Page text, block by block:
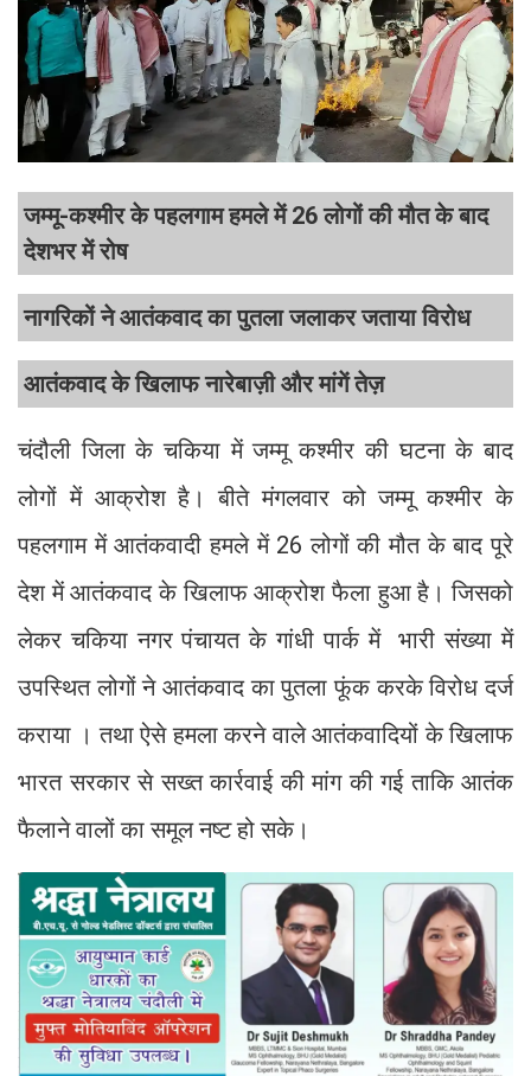
जम्मू-कश्मीर के पहलगाम हमले में 26 लोगों की मौत के बाद
देशभर में रोष
नागरिकों ने आतंकवाद का पुतला जलाकर जताया विरोध
आतंकवाद के खिलाफ नारेबाज़ी और मांगें तेज़
चंदौली जिला के चकिया में जम्मू कश्मीर की घटना के बाद
लोगों में आक्रोश है। बीते मंगलवार को जम्मू कश्मीर के
पहलगाम में आतंकवादी हमले में 26 लोगों की मौत के बाद पूरे
देश में आतंकवाद के खिलाफ आक्रोश फैला हुआ है। जिसको
लेकर चकिया नगर पंचायत के गांधी पार्क में भारी संख्या में
उपस्थित लोगों ने आतंकवाद का पुतला फूंक करके विरोध दर्ज
कराया । तथा ऐसे हमला करने वाले आतंकवादियों के खिलाफ
भारत सरकार से सख्त कार्रवाई की मांग की गई ताकि आतंक
फैलाने वालों का समूल नष्ट हो सके।